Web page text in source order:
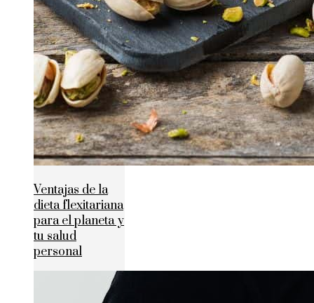
Ventajas de la
dieta flexitariana
para el planeta y
tu salud
personal